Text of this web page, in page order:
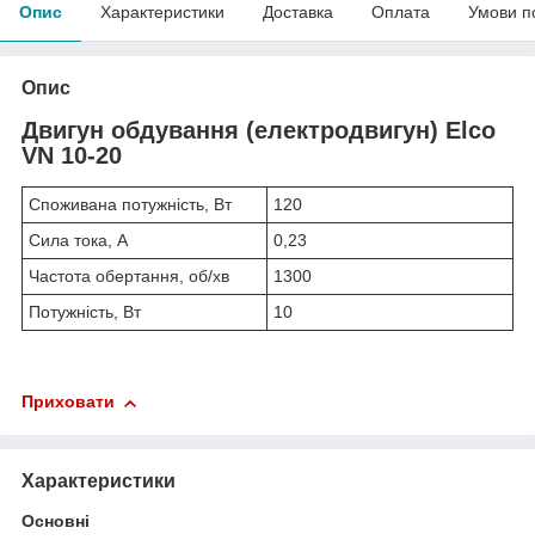
Опис Характеристики Доставка Оплата Умови
Опис
Двигун обдування (електродвигун) Elco
VN 10-20
Споживана потужність, Вт
120
Сила тока, А
0,23
Частота обертання, об/хв
1300
Потужність, Вт
10
Приховати
Характеристики
Основні